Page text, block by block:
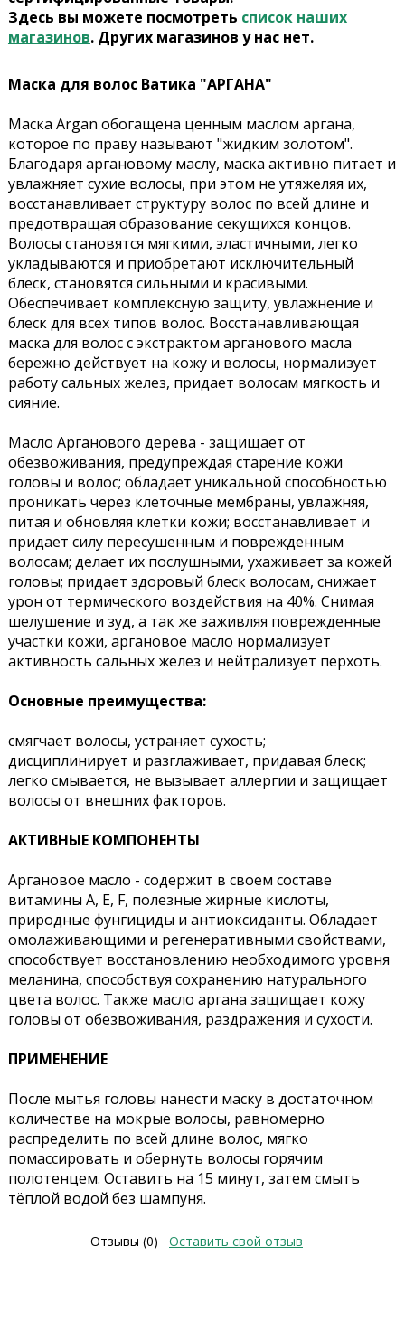
Здесь вы можете посмотреть список наших
магазинов. Других магазинов у нас нет.
Маска для волос Ватика "АРГАНА"
Маска Argan обогащена ценным маслом аргана,
которое по праву называют "жидким золотом".
Благодаря аргановому маслу, маска активно питает и
увлажняет сухие волосы, при этом не утяжеляя их,
восстанавливает структуру волос по всей длине и
предотвращая образование секущихся концов.
Волосы становятся мягкими, эластичными, легко
укладываются и приобретают исключительный
блеск, становятся сильными и красивыми.
Обеспечивает комплексную защиту, увлажнение и
блеск для всех типов волос. Восстанавливающая
маска для волос с экстрактом арганового масла
бережно действует на кожу и волосы, нормализует
работу сальных желез, придает волосам мягкость и
сияние.
Масло Арганового дерева - защищает от
обезвоживания, предупреждая старение кожи
головы и волос; обладает уникальной способностью
проникать через клеточные мембраны, увлажняя,
питая и обновляя клетки кожи; восстанавливает и
придает силу пересушенным и поврежденным
волосам; делает их послушными, ухаживает за кожей
головы; придает здоровый блеск волосам, снижает
урон от термического воздействия на 40%. Снимая
шелушение и зуд, а так же заживляя поврежденные
участки кожи, аргановое масло нормализует
активность сальных желез и нейтрализует перхоть.
Основные преимущества:
смягчает волосы, устраняет сухость;
дисциплинирует и разглаживает, придавая блеск;
легко смывается, не вызывает аллергии и защищает
волосы от внешних факторов.
АКТИВНЫЕ КОМПОНЕНТЫ
Аргановое масло - содержит в своем составе
витамины А, Е, F, полезные жирные кислоты,
природные фунгициды и антиоксиданты. Обладает
омолаживающими и регенеративными свойствами,
способствует восстановлению необходимого уровня
меланина, способствуя сохранению натурального
цвета волос. Также масло аргана защищает кожу
головы от обезвоживания, раздражения и сухости.
ПРИМЕНЕНИЕ
После мытья головы нанести маску в достаточном
количестве на мокрые волосы, равномерно
распределить по всей длине волос, мягко
помассировать и обернуть волосы горячим
полотенцем. Оставить на 15 минут, затем смыть
тёплой водой без шампуня.
Отзывы (0) Оставить свой отзыв